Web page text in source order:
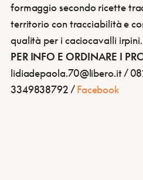
formaggio secondo ricette
territorio con tracciabilità e
qualità per i caciocavalli irpini.
PER INFO E ORDINARE I
lidiadepaola.70@libero.it /
3349838792 /Facebook